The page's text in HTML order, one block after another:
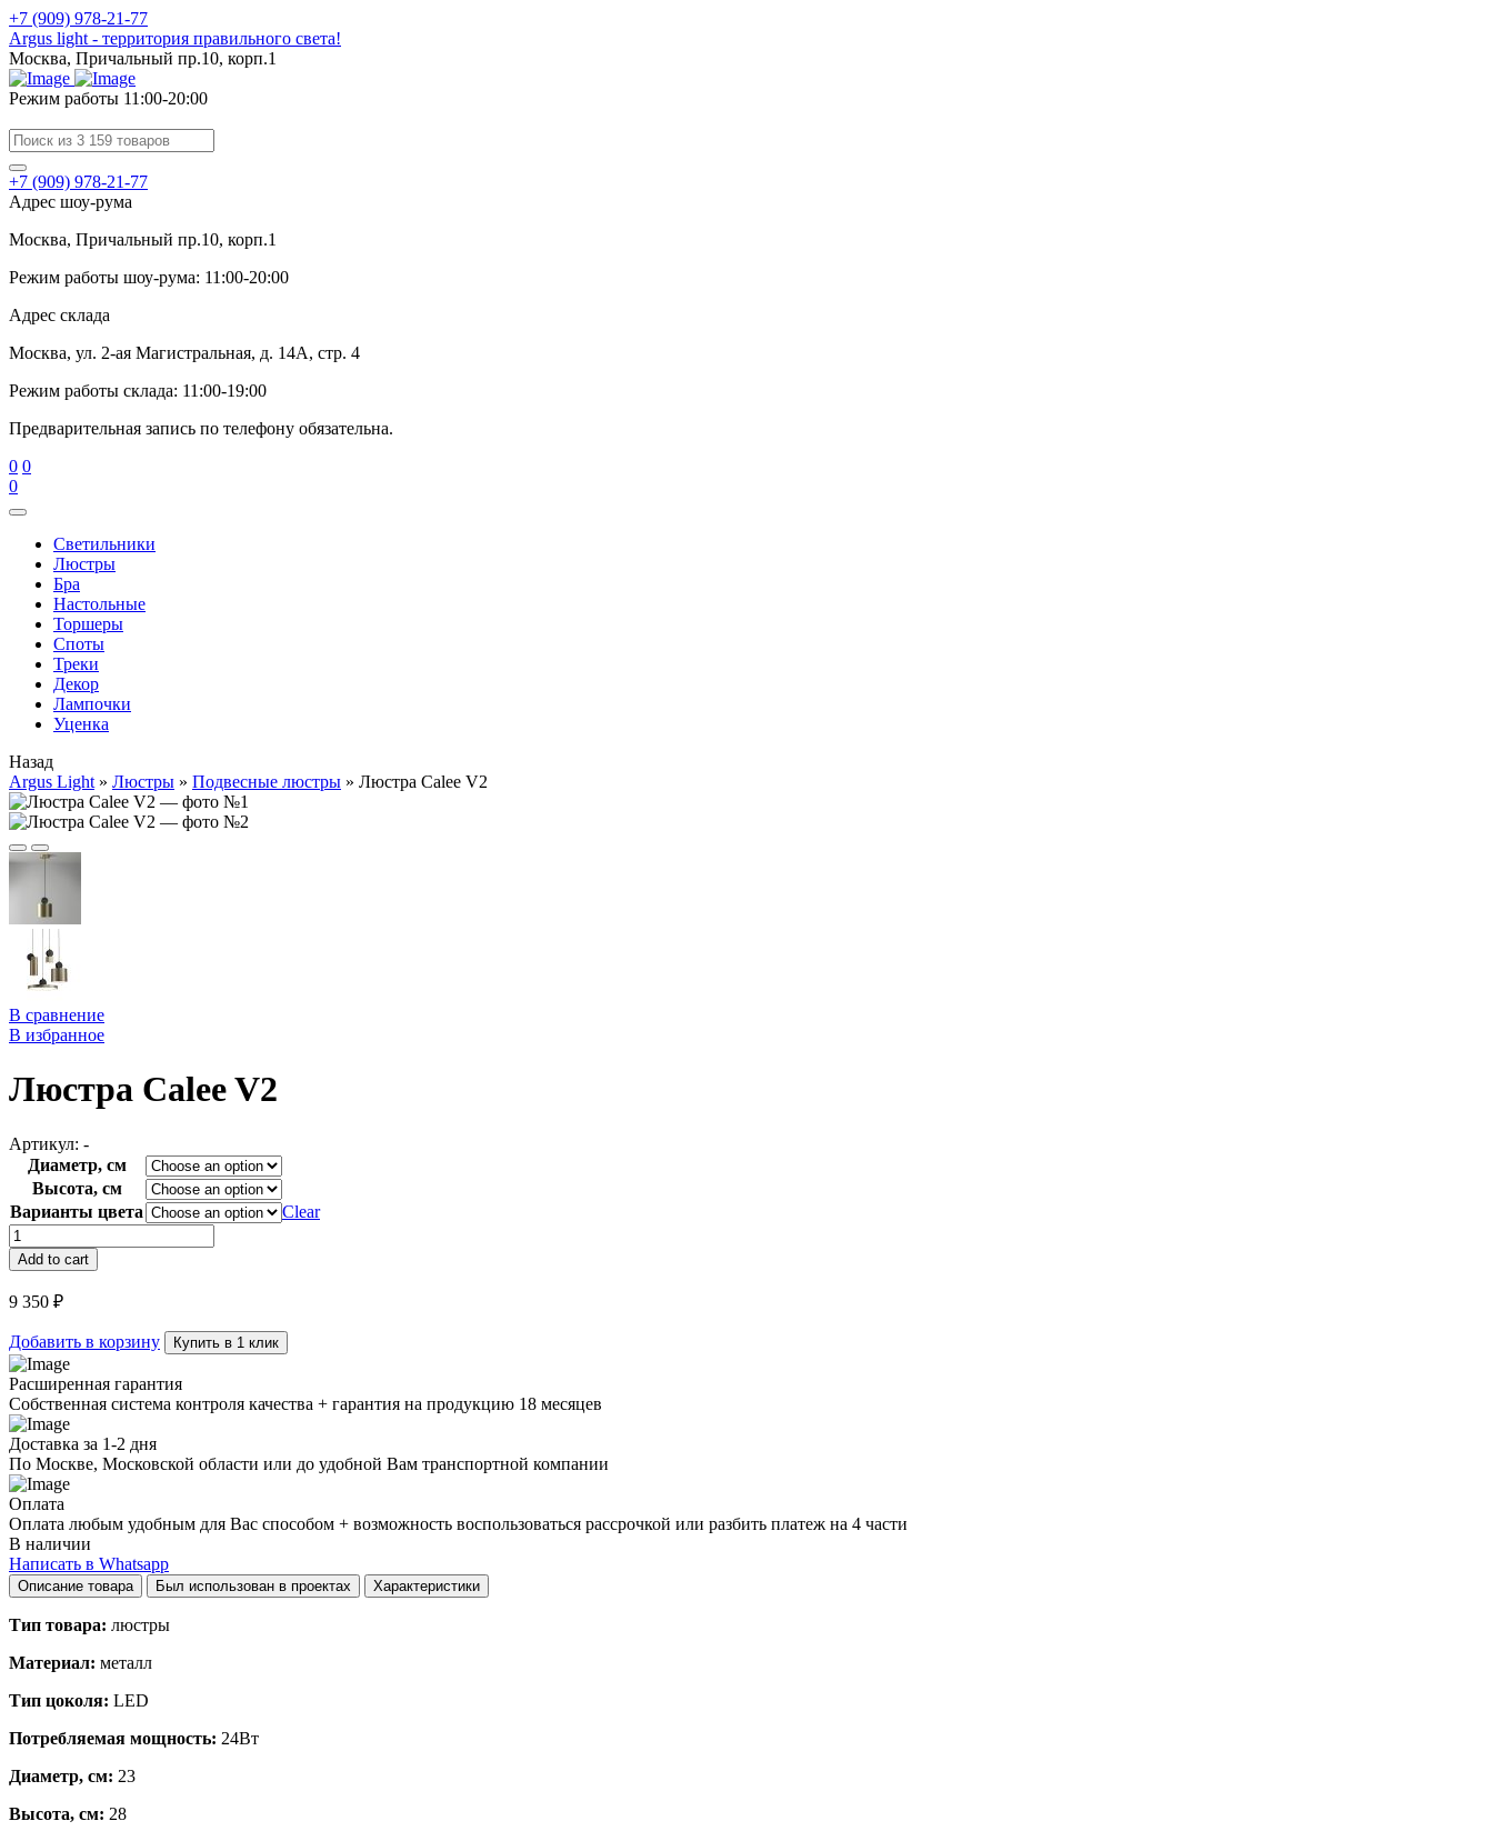
+7 (909) 978-21-77
Argus light - территория правильного света!
Москва, Причальный пр.10, корп.1
Режим работы 11:00-20:00
+7 (909) 978-21-77
Адрес шоу-рума
Москва, Причальный пр.10, корп.1
Режим работы шоу-рума: 11:00-20:00
Адрес склада
Москва, ул. 2-ая Магистральная, д. 14А, стр. 4
Режим работы склада: 11:00-19:00
Предварительная запись по телефону обязательна.
0 0
0
Cветильники
Люстры
Бра
Настольные
Торшеры
Споты
Треки
Декор
Лампочки
Уценка
Назад
Argus Light » Люстры » Подвесные люстры » Люстра Calee V2
В сравнение
В избранное
Люстра Calee V2
Артикул: -
Диаметр, см
Высота, см
Варианты цвета
Clear
Люстра
Calee
V2
quantity
Add to cart
9 350 ₽
Добавить в корзину Купить в 1 клик
Расширенная гарантия
Собственная система контроля качества + гарантия на продукцию 18 месяцев
Доставка за 1-2 дня
По Москве, Московской области или до удобной Вам транспортной компании
Оплата
Оплата любым удобным для Вас способом + возможность воспользоваться рассрочкой или разбить платеж на 4 части
В наличии
Написать в Whatsapp
Описание товара Был использован в проектах Характеристики
Тип товара: люстры
Материал: металл
Тип цоколя: LED
Потребляемая мощность: 24Вт
Диаметр, см: 23
Высота, см: 28